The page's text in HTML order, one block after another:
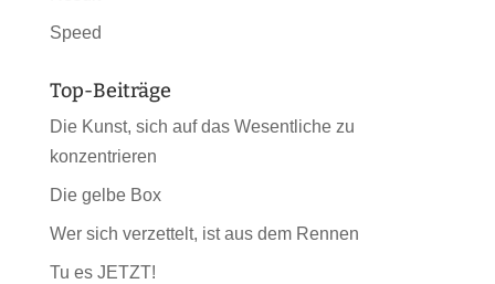
Speed
Top-Beiträge
Die Kunst, sich auf das Wesentliche zu
konzentrieren
Die gelbe Box
Wer sich verzettelt, ist aus dem Rennen
Tu es JETZT!